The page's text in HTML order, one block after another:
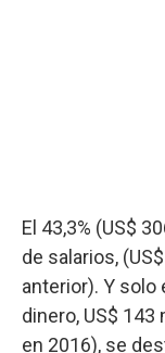
El 43,3% (US$
de salarios,
anterior). Y solo
dinero, US$
en 2016), se